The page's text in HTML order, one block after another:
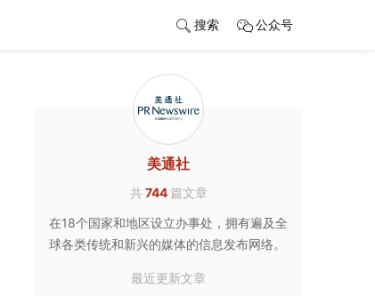
搜索 公众号
美通社
共 744 篇文章
在18个国家和地区设立办事处，拥有遍及全
球各类传统和新兴的媒体的信息发布网络。
最近更新文章